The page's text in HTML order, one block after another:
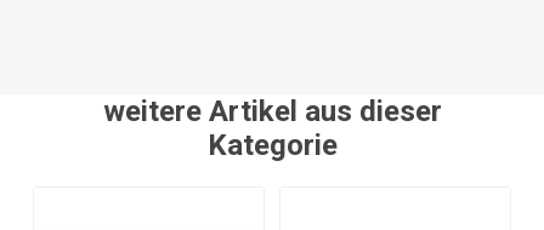
weitere Artikel aus dieser
Kategorie